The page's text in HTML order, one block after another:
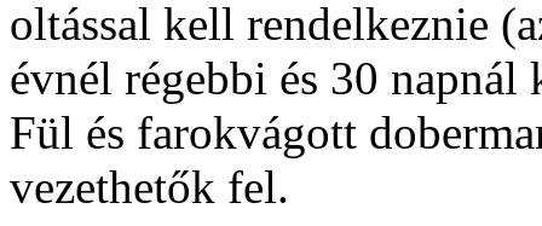
oltással kell rendelkeznie
évnél régebbi és 30 napnál
Fül és farokvágott
vezethetők fel.